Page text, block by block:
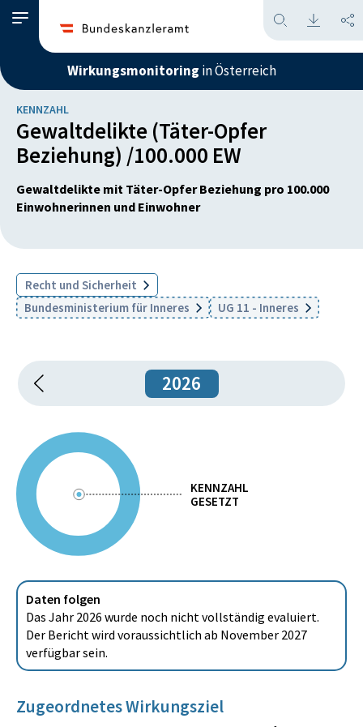
Wirkungsmonitoring in Österreich
KENNZAHL
Gewaltdelikte (Täter-Opfer
Beziehung) /100.000 EW
Gewaltdelikte mit Täter-Opfer Beziehung pro 100.000
Einwohnerinnen und Einwohner
Recht und Sicherheit
Bundesministerium für Inneres
UG 11 - Inneres
2026
KENNZAHL
GESETZT
Daten folgen
Das Jahr 2026 wurde noch nicht vollständig evaluiert.
Der Bericht wird voraussichtlich ab November 2027
verfügbar sein.
Zugeordnetes Wirkungsziel